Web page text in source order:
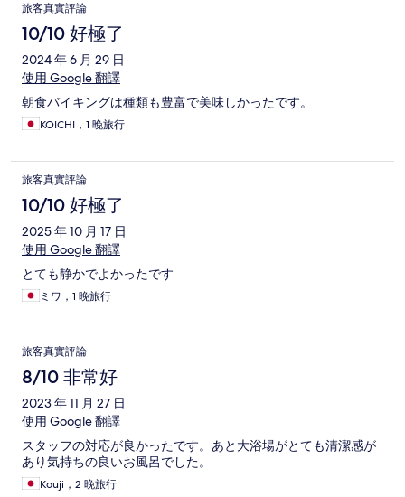
旅客真實評論
10/10 好極了
2024 年 6 月 29 日
使用 Google 翻譯
朝食バイキングは種類も豊富で美味しかったです。
KOICHI，1 晚旅行
旅客真實評論
10/10 好極了
2025 年 10 月 17 日
使用 Google 翻譯
とても静かでよかったです
ミワ，1 晚旅行
旅客真實評論
8/10 非常好
2023 年 11 月 27 日
使用 Google 翻譯
スタッフの対応が良かったです。あと大浴場がとても清潔感が
あり気持ちの良いお風呂でした。
Kouji，2 晚旅行